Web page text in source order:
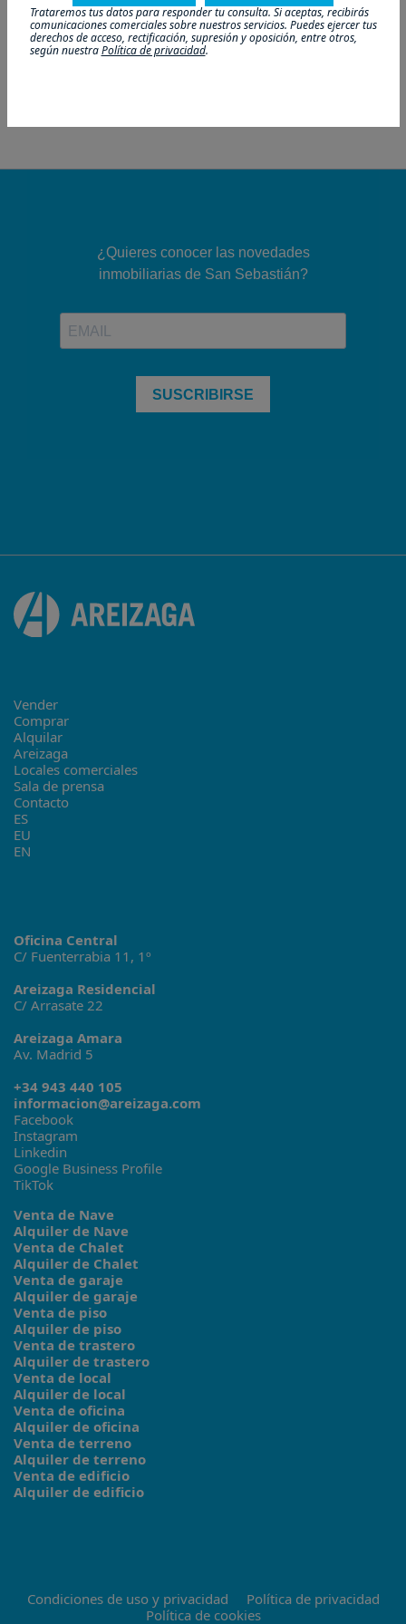
Vender
Comprar
Alquilar
Areizaga
Locales comerciales
Sala de prensa
Contacto
ES
EU
EN
Oficina Central
C/ Fuenterrabia 11, 1º
Areizaga Residencial
C/ Arrasate 22
Areizaga Amara
Av. Madrid 5
+34 943 440 105
informacion@areizaga.com
Facebook
Instagram
Linkedin
Google Business Profile
TikTok
Venta de Nave
Alquiler de Nave
Venta de Chalet
Alquiler de Chalet
Venta de garaje
Alquiler de garaje
Venta de piso
Alquiler de piso
Venta de trastero
Alquiler de trastero
Venta de local
Alquiler de local
Venta de oficina
Alquiler de oficina
Venta de terreno
Alquiler de terreno
Venta de edificio
Alquiler de edificio
Condiciones de uso y privacidad
Política de privacidad
Política de cookies
Trataremos tus datos para responder tu consulta. Si aceptas, recibirás
comunicaciones comerciales sobre nuestros servicios. Puedes ejercer tus
derechos de acceso, rectificación, supresión y oposición, entre otros,
según nuestraPolítica de privacidad.